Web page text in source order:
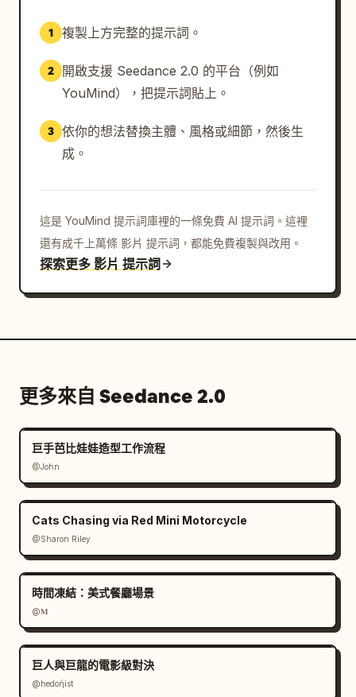
1 複製上方完整的提示詞。
2
開啟支援 Seedance 2.0 的平台（例如
YouMind），把提示詞貼上。
3 依你的想法替換主體、風格或細節，然後生
成。
這是 YouMind 提示詞庫裡的一條免費 AI 提示詞。這裡
還有成千上萬條 影片 提示詞，都能免費複製與改用。
探索更多 影片 提示詞
更多來自 Seedance 2.0
巨手芭比娃娃造型工作流程
@John
Cats Chasing via Red Mini Motorcycle
@Sharon Riley
時間凍結：美式餐廳場景
@𝐌
巨人與巨龍的電影級對決
@hedoήist